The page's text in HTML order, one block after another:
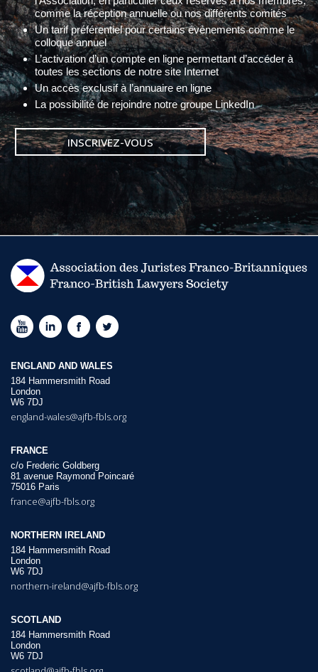
comme la réception annuelle ou nos différents comités
Un tarif préférentiel pour certains évènements comme le
colloque annuel
L’activation d’un compte en ligne permettant d’accéder à
toutes les sections de notre site Internet
Un accès exclusif à l’annuaire en ligne
La possibilité de rejoindre notre groupe LinkedIn
INSCRIVEZ-VOUS
ENGLAND AND WALES
184 Hammersmith Road
London
W6 7DJ
england-wales@ajfb-fbls.org
FRANCE
c/o Frederic Goldberg
81 avenue Raymond Poincaré
75016 Paris
france@ajfb-fbls.org
NORTHERN IRELAND
184 Hammersmith Road
London
W6 7DJ
northern-ireland@ajfb-fbls.org
SCOTLAND
184 Hammersmith Road
London
W6 7DJ